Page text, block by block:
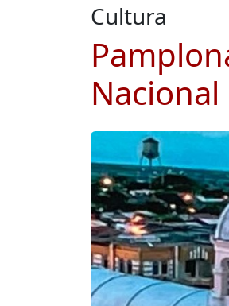
Cultura